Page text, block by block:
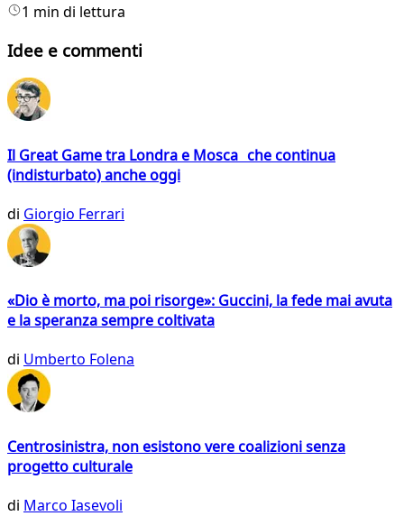
1 min di lettura
Idee e commenti
Il Great Game tra Londra e Mosca che continua
(indisturbato) anche oggi
di Giorgio Ferrari
«Dio è morto, ma poi risorge»: Guccini, la fede mai avuta
e la speranza sempre coltivata
di Umberto Folena
Centrosinistra, non esistono vere coalizioni senza
progetto culturale
di Marco Iasevoli